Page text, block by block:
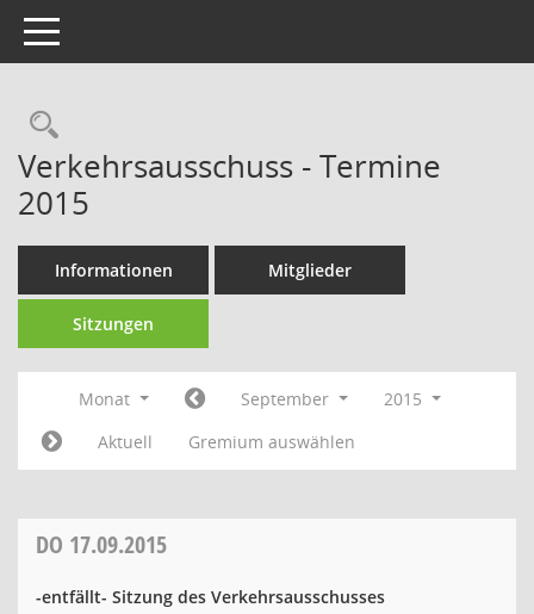
Toggle navigation
Rechercheauswahl
Verkehrsausschuss - Termine
2015
Informationen Mitglieder
Sitzungen
Monat September
2015
Aktuell
Gremium auswählen
DO 17.09.2015
-entfällt- Sitzung des Verkehrsausschusses